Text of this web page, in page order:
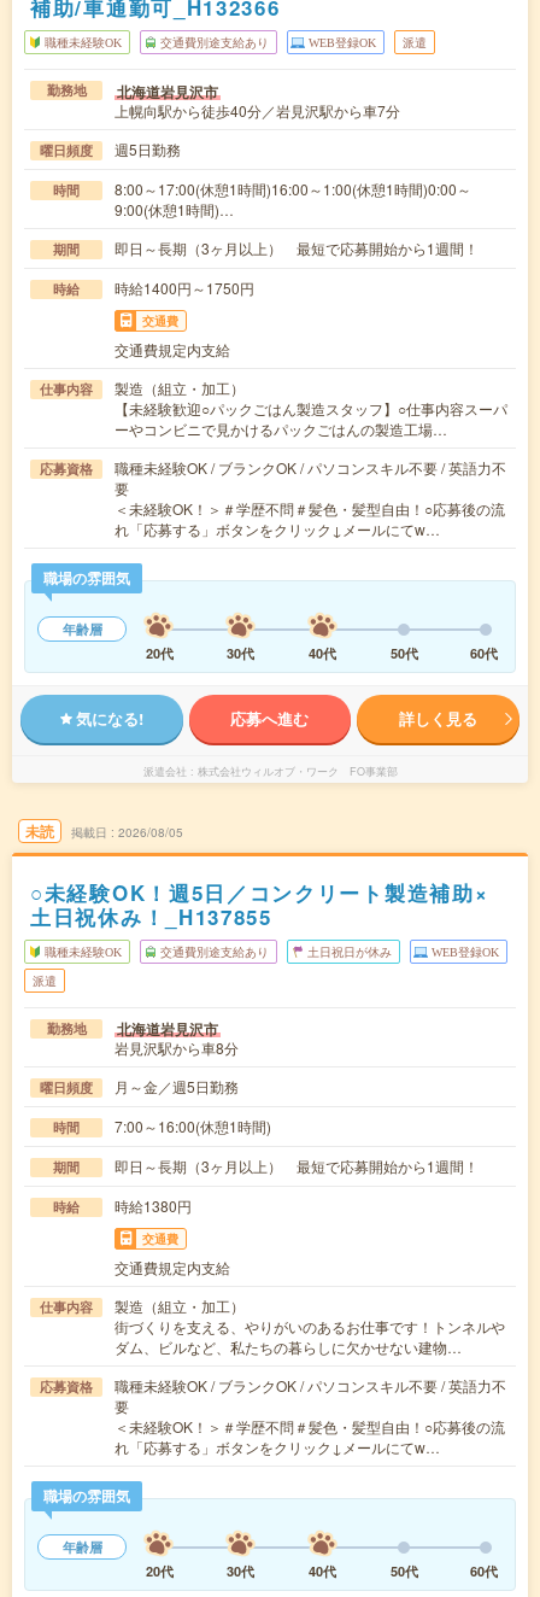
補助/車通勤可_H132366
職種未経験OK 交通費別途支給あり WEB登録OK 派遣
勤務地 北海道岩見沢市
上幌向駅から徒歩40分／岩見沢駅から車7分
曜日頻度 週5日勤務
時間
8:00～17:00(休憩1時間)16:00～1:00(休憩1時間)0:00～
9:00(休憩1時間)…
期間 即日～長期（3ヶ月以上） 最短で応募開始から1週間！
時給 時給1400円～1750円
交通費
交通費規定内支給
仕事内容
製造（組立・加工）
【未経験歓迎○パックごはん製造スタッフ】○仕事内容スーパ
ーやコンビニで見かけるパックごはんの製造工場…
応募資格
職種未経験OK / ブランクOK / パソコンスキル不要 / 英語力不
要
＜未経験OK！＞＃学歴不問＃髪色・髪型自由！○応募後の流
れ「応募する」ボタンをクリック↓メールにてw…
職場の雰囲気
年齢層
20代
30代 40代 50代 60代
気になる! 応募へ進む 詳しく見る
派遣会社 株式会社ウィルオブ・ワーク FO事業部
未読 掲載日 2026/08/05
○未経験OK！週5日／コンクリート製造補助×
土日祝休み！_H137855
職種未経験OK 交通費別途支給あり 土日祝日が休み WEB登録OK
派遣
勤務地 北海道岩見沢市
岩見沢駅から車8分
曜日頻度 月～金／週5日勤務
時間 7:00～16:00(休憩1時間)
期間 即日～長期（3ヶ月以上） 最短で応募開始から1週間！
時給 時給1380円
交通費
交通費規定内支給
仕事内容
製造（組立・加工）
街づくりを支える、やりがいのあるお仕事です！トンネルや
ダム、ビルなど、私たちの暮らしに欠かせない建物…
応募資格
職種未経験OK / ブランクOK / パソコンスキル不要 / 英語力不
要
＜未経験OK！＞＃学歴不問＃髪色・髪型自由！○応募後の流
れ「応募する」ボタンをクリック↓メールにてw…
職場の雰囲気
年齢層
20代
30代 40代 50代 60代